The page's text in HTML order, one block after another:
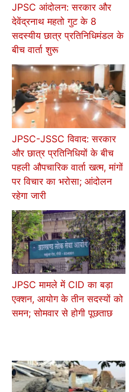
JPSC आंदोलन: सरकार और
देवेंद्रनाथ महतो गुट के 8
सदस्यीय छात्र प्रतिनिधिमंडल के
बीच वार्ता शुरू
JPSC-JSSC विवाद: सरकार
और छात्र प्रतिनिधियों के बीच
पहली औपचारिक वार्ता खत्म, मांगों
पर विचार का भरोसा; आंदोलन
रहेगा जारी
JPSC मामले में CID का बड़ा
एक्शन, आयोग के तीन सदस्यों को
समन; सोमवार से होगी पूछताछ